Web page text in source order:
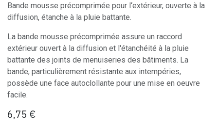
Bande mousse précomprimée pour l‘extérieur, ouverte à la
diffusion, étanche à la pluie battante.
La bande mousse précomprimée assure un raccord
extérieur ouvert à la diffusion et l'étanchéité à la pluie
battante des joints de menuiseries des bâtiments. La
bande, particulièrement résistante aux intempéries,
possède une face autoclollante pour une mise en oeuvre
facile.
6,75 €